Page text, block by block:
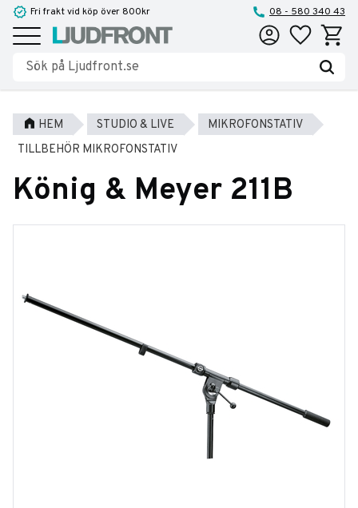
Meny
Fri frakt vid köp över 800kr 08 - 580 340 43
Favoriter
HEM STUDIO & LIVE
MIKROFONSTATIV
TILLBEHÖR MIKROFONSTATIV
König & Meyer 211B